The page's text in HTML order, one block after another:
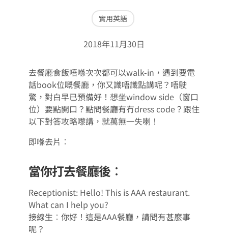
實用英語
2018年11月30日
去餐廳食飯唔喺次次都可以walk-in，遇到要電
話book位嘅餐廳，你又識唔識點講呢？唔駛
驚，對白早已預備好！想坐window side（窗口
位）要點開口？點問餐廳有冇dress code？跟住
以下對答攻略嚟講，就萬無一失喇！
即喺去片︰
當你打去餐廳後︰
Receptionist: Hello! This is AAA restaurant.
What can I help you?
接線生︰你好！這是AAA餐廳，請問有甚麼事
呢？